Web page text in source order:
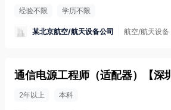
经验不限 学历不限
某北京航空/航天设备公司 航空/航天设备
通信电源工程师（适配器） 【深圳
2年以上 本科